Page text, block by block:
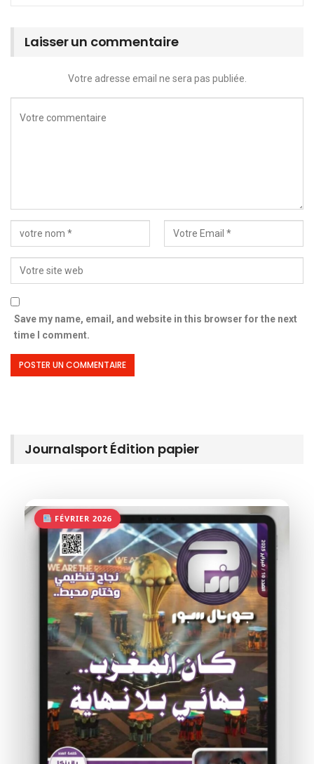
Laisser un commentaire
Votre adresse email ne sera pas publiée.
Save my name, email, and website in this browser for the next
time I comment.
Journalsport Édition papier
FÉVRIER 2026